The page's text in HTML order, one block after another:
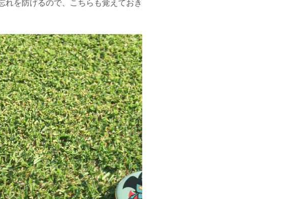
れを防げるので、こちらも覚えておき